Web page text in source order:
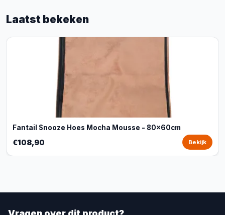
Laatst bekeken
Fantail Snooze Hoes Mocha Mousse - 80x60cm
€108,90 Bekijk